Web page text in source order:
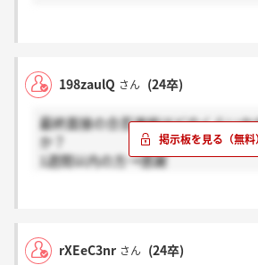
198zaulQ さん (24卒)
最終面接の合否連絡はどのくらいか
か？
1週間以内の方→感謝
rXEeC3nr さん (24卒)